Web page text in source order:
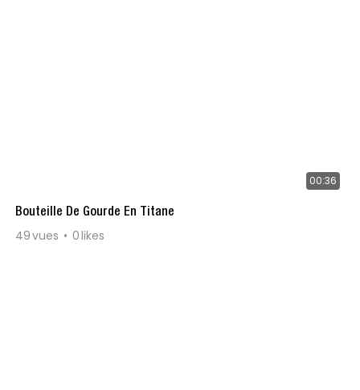
00:36
Bouteille De Gourde En Titane
49vues 0likes